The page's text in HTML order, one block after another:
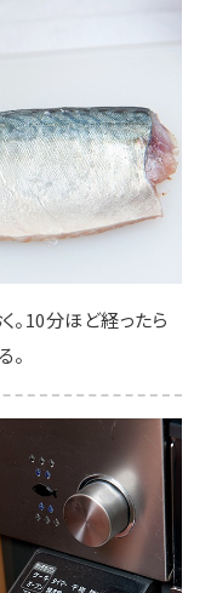
10分ほど経ったら
。